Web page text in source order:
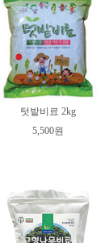
텃밭비료 2kg
5,500원